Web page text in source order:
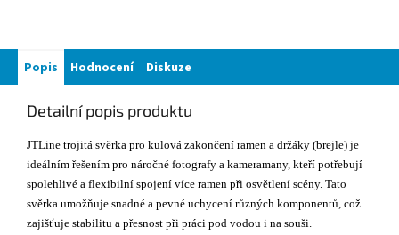
Popis Hodnocení Diskuze
Detailní popis produktu
JTLine trojitá svěrka pro kulová zakončení ramen a držáky (brejle) je
ideálním řešením pro náročné fotografy a kameramany, kteří potřebují
spolehlivé a flexibilní spojení více ramen při osvětlení scény. Tato
svěrka umožňuje snadné a pevné uchycení různých komponentů, což
zajišťuje stabilitu a přesnost při práci pod vodou i na souši.